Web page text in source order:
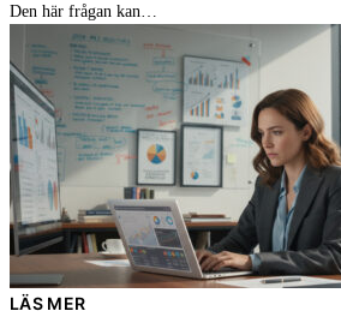
Den här frågan kan…
LÄS MER